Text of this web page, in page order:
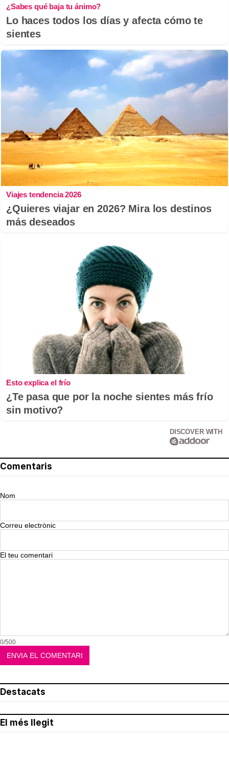
¿Sabes qué baja tu ánimo?
Lo haces todos los días y afecta cómo te
sientes
Viajes tendencia 2026
¿Quieres viajar en 2026? Mira los destinos
más deseados
Esto explica el frío
¿Te pasa que por la noche sientes más frío
sin motivo?
DISCOVER WITH
Comentaris
Nom
Correu electrònic
El teu comentari
0/500
Destacats
El més llegit